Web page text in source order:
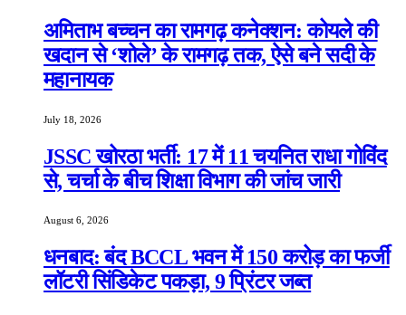
अमिताभ बच्चन का रामगढ़ कनेक्शन: कोयले की
खदान से ‘शोले’ के रामगढ़ तक, ऐसे बने सदी के
महानायक
July 18, 2026
JSSC खोरठा भर्ती: 17 में 11 चयनित राधा गोविंद
से, चर्चा के बीच शिक्षा विभाग की जांच जारी
August 6, 2026
धनबाद: बंद BCCL भवन में 150 करोड़ का फर्जी
लॉटरी सिंडिकेट पकड़ा, 9 प्रिंटर जब्त